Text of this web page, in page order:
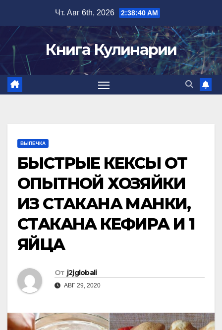
содержимому
Чт. Авг 6th, 2026 2:38:41 AM
Книга Кулинарии
ВЫПЕЧКА
БЫСТРЫЕ КЕКСЫ ОТ
ОПЫТНОЙ ХОЗЯЙКИ
ИЗ СТАКАНА МАНКИ,
СТАКАНА КЕФИРА И 1
ЯЙЦА
От j2jglobali
АВГ 29, 2020